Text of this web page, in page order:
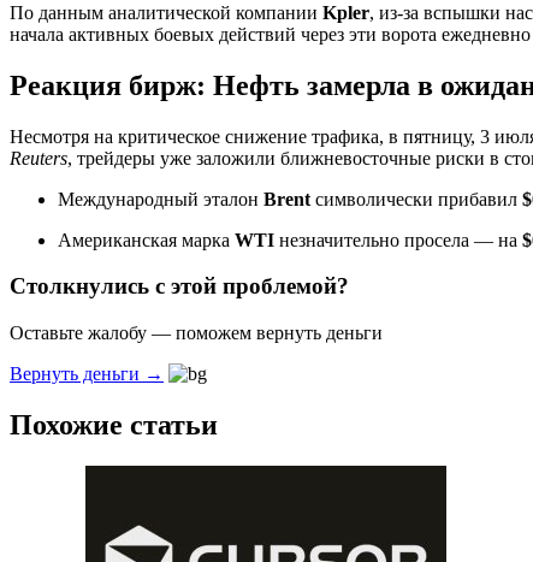
По данным аналитической компании Kpler, из-за вспышки
начала активных боевых действий через эти ворота
Реакция бирж: Нефть замерла в
Несмотря на критическое снижение трафика, в пятницу, 3
Reuters, трейдеры уже заложили ближневосточные риски в
Международный эталон Brent символически прибавил
Американская марка WTI незначительно просела — на
Столкнулись с этой проблемой?
Оставьте жалобу — поможем вернуть деньги
Вернуть деньги →
Похожие статьи